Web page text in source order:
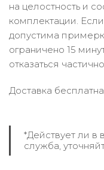
на целостность и
комплектации.
допустима
ограничено 15
отказаться
Доставка
*Действует ли в
служба,